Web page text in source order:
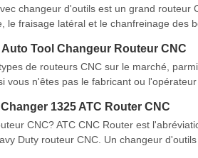
changeur d'outils est un grand routeur
le fraisage latéral et le chanfreinage des
Tool Changeur Routeur CNC
de routeurs CNC sur le marché,
vous n'êtes pas le fabricant ou
1325 ATC Router CNC
CNC? ATC CNC Router est
Duty routeur CNC. Un changeur